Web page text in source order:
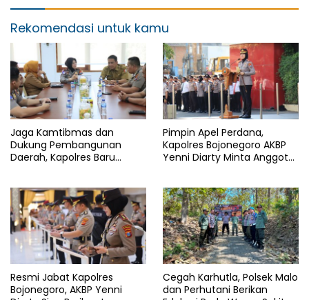
Rekomendasi untuk kamu
Jaga Kamtibmas dan
Dukung Pembangunan
Daerah, Kapolres Baru
Pimpin Apel Perdana,
Kapolres Bojonegoro AKBP
Yenni Diarty Minta Anggota
Resmi Jabat Kapolres
Bojonegoro, AKBP Yenni
Cegah Karhutla, Polsek Malo
dan Perhutani Berikan